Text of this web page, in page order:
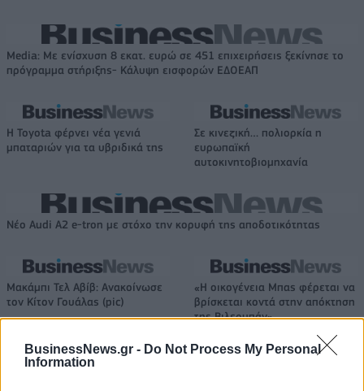
BusinessNews.gr - Do Not Process My Personal
Information
Media: Με ενίσχυση 8 εκατ. ευρώ σε 451 επιχειρήσεις ξεκίνησε το
πρόγραμμα στήριξης- Κάλυψη εισφορών ΕΔΟΕΑΠ
Η Toyota φέρνει νέα γενιά
μπαταριών για τα υβριδικά της
Σε κινεζική… πολιορκία η
ευρωπαϊκή
αυτοκινητοβιομηχανία
Νέο Audi A2 e-tron με στόχο την κορυφή της αποδοτικότητας
Μακάμπι Τελ Αβίβ: Ανακοίνωσε
τον Κίτον Γουάλας (pic)
«Η οικογένεια Μπας φέρεται να
βρίσκεται κοντά στην απόκτηση
της Βιλερμπάν»